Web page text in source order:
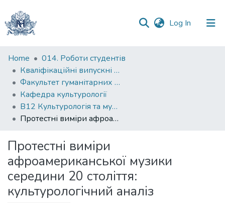
Log In (current)
Communities
&
Collections
All of DSpace
Home
014. Роботи студентів
Кваліфікаційні випускні роботи здобувачів вищої освіти бакалаврських програм
Факультет гуманітарних наук
Кафедра культурології
B12 Культурологія та музеєзнавство
Протестні виміри афроамериканської музики середини 20 століття: культурологічний аналіз
Протестні виміри
афроамериканської музики
середини 20 століття:
культурологічний аналіз